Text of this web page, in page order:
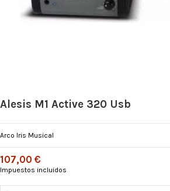
Alesis M1 Active 320 Usb
Arco Iris Musical
107,00 €
Impuestos incluidos